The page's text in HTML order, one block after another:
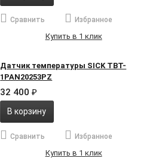
Сравнить Избранное
Купить в 1 клик
Датчик температуры SICK TBT-
1PAN20253PZ
32 400₽
В корзину
Сравнить Избранное
Купить в 1 клик